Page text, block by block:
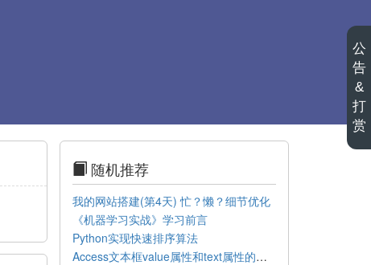
随机推荐
我的网站搭建(第4天) 忙？懒？细节优化
《机器学习实战》学习前言
Python实现快速排序算法
Access文本框value属性和text属性的区别
公
告
&
打
赏